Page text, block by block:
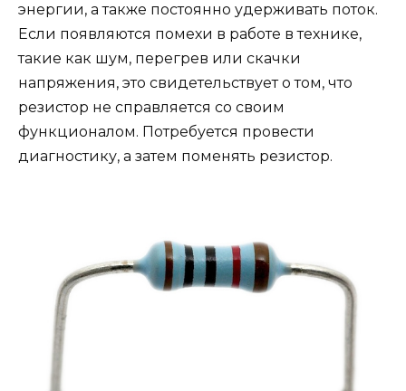
энергии, а также постоянно удерживать поток.
Если появляются помехи в работе в технике,
такие как шум, перегрев или скачки
напряжения, это свидетельствует о том, что
резистор не справляется со своим
функционалом. Потребуется провести
диагностику, а затем поменять резистор.